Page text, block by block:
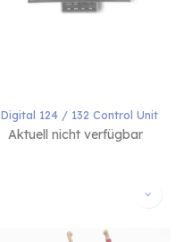
Digital 124 / 132 Control Unit
Aktuell nicht verfügbar